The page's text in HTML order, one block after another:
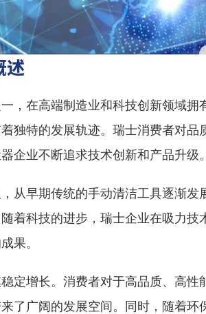
述
，在高端制造业和科技创新领域拥
独特的发展轨迹。瑞士消费者对品
企业不断追求技术创新和产品升级。
从早期传统的手动清洁工具逐渐发
着科技的进步，瑞士企业在吸力技
果。
定增长。消费者对于高品质、高性
了广阔的发展空间。同时，随着环